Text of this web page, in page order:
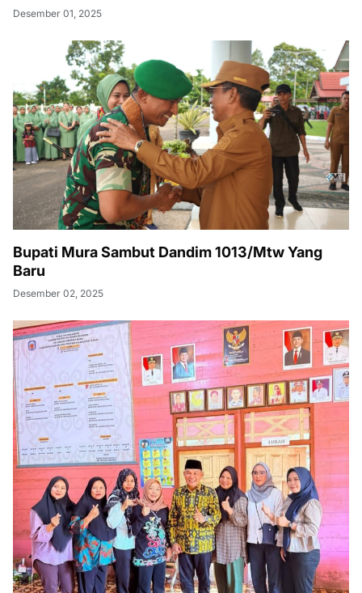
Desember 01, 2025
Bupati Mura Sambut Dandim 1013/Mtw Yang
Baru
Desember 02, 2025